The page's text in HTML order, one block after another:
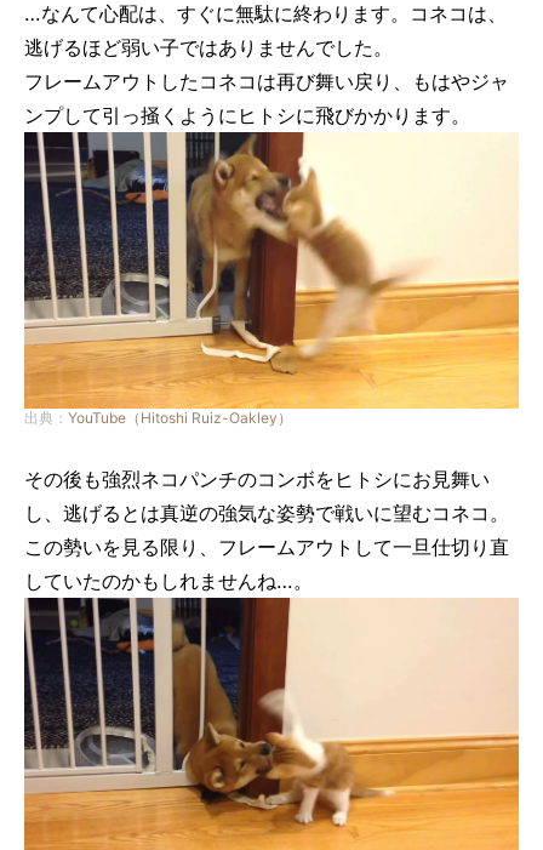
…なんて心配は、すぐに無駄に終わります。コネコは、
逃げるほど弱い子ではありませんでした。
フレームアウトしたコネコは再び舞い戻り、もはやジャ
ンプして引っ掻くようにヒトシに飛びかかります。
出典： YouTube（Hitoshi Ruiz-Oakley）
その後も強烈ネコパンチのコンボをヒトシにお見舞い
し、逃げるとは真逆の強気な姿勢で戦いに望むコネコ。
この勢いを見る限り、フレームアウトして一旦仕切り直
していたのかもしれませんね…。